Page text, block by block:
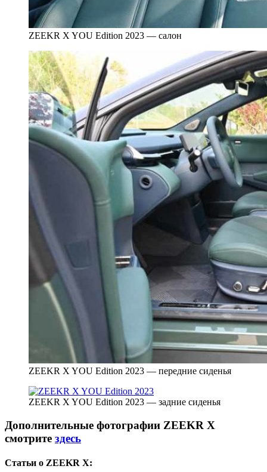
ZEEKR X YOU Edition 2023 — салон
ZEEKR X YOU Edition 2023 — передние сиденья
ZEEKR X YOU Edition 2023 — задние сиденья
Дополнительные фотографии ZEEKR X
смотрите здесь
Статьи о ZEEKR X: